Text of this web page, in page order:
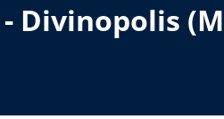
Divinopolis